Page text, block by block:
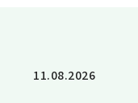
11.08.2026